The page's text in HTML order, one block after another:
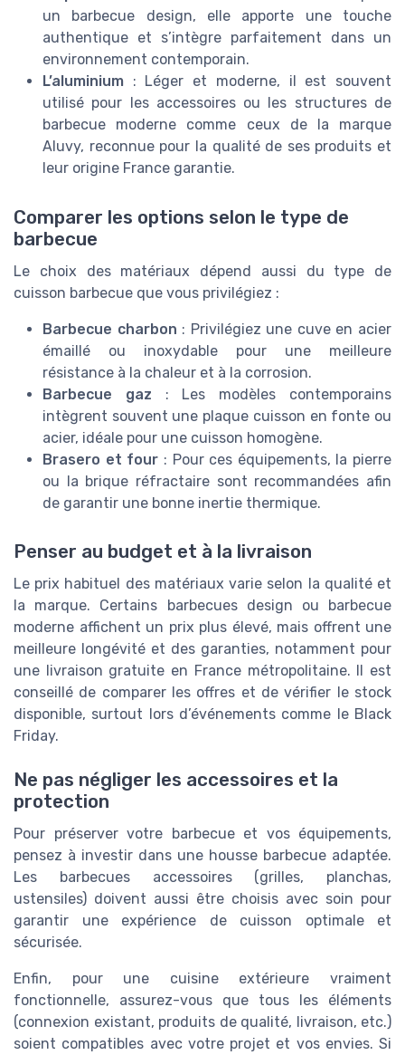
un barbecue design, elle apporte une touche
authentique et s’intègre parfaitement dans un
environnement contemporain.
L’aluminium : Léger et moderne, il est souvent
utilisé pour les accessoires ou les structures de
barbecue moderne comme ceux de la marque
Aluvy, reconnue pour la qualité de ses produits et
leur origine France garantie.
Comparer les options selon le type de
barbecue
Le choix des matériaux dépend aussi du type de
cuisson barbecue que vous privilégiez :
Barbecue charbon : Privilégiez une cuve en acier
émaillé ou inoxydable pour une meilleure
résistance à la chaleur et à la corrosion.
Barbecue gaz : Les modèles contemporains
intègrent souvent une plaque cuisson en fonte ou
acier, idéale pour une cuisson homogène.
Brasero et four : Pour ces équipements, la pierre
ou la brique réfractaire sont recommandées afin
de garantir une bonne inertie thermique.
Penser au budget et à la livraison
Le prix habituel des matériaux varie selon la qualité et
la marque. Certains barbecues design ou barbecue
moderne affichent un prix plus élevé, mais offrent une
meilleure longévité et des garanties, notamment pour
une livraison gratuite en France métropolitaine. Il est
conseillé de comparer les offres et de vérifier le stock
disponible, surtout lors d’événements comme le Black
Friday.
Ne pas négliger les accessoires et la
protection
Pour préserver votre barbecue et vos équipements,
pensez à investir dans une housse barbecue adaptée.
Les barbecues accessoires (grilles, planchas,
ustensiles) doivent aussi être choisis avec soin pour
garantir une expérience de cuisson optimale et
sécurisée.
Enfin, pour une cuisine extérieure vraiment
fonctionnelle, assurez-vous que tous les éléments
(connexion existant, produits de qualité, livraison, etc.)
soient compatibles avec votre projet et vos envies. Si